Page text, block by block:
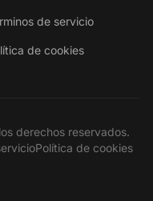
de servicio
de cookies
derechos reservados.
Política de cookies